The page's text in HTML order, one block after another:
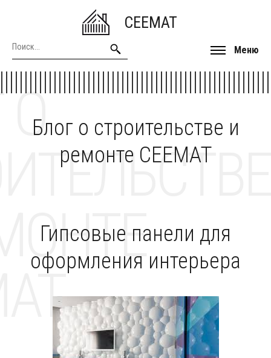
CEEMAT
Меню
Блог о строительстве и
ремонте CEEMAT
О
Гипсовые панели для
оформления интерьера